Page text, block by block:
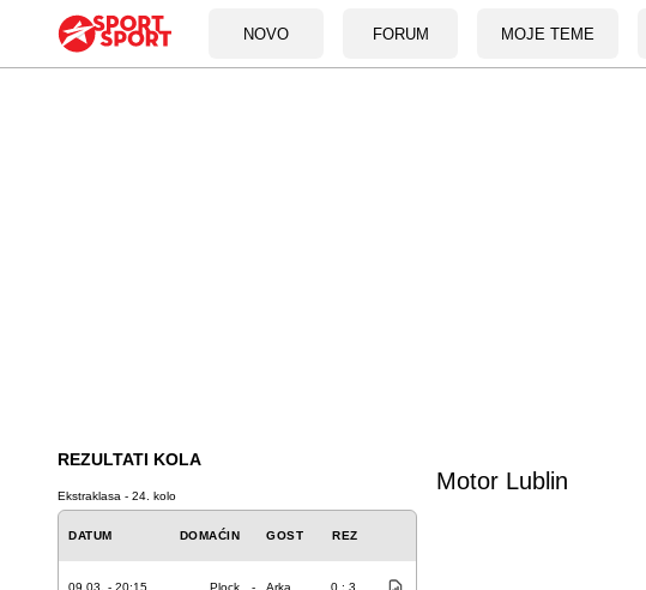
NOVO FORUM MOJE TEME
REZULTATI KOLA
Ekstraklasa - 24. kolo
DATUM DOMAĆIN GOST REZ
09.03. - 20:15 Plock - Arka 0 : 3
Motor Lublin